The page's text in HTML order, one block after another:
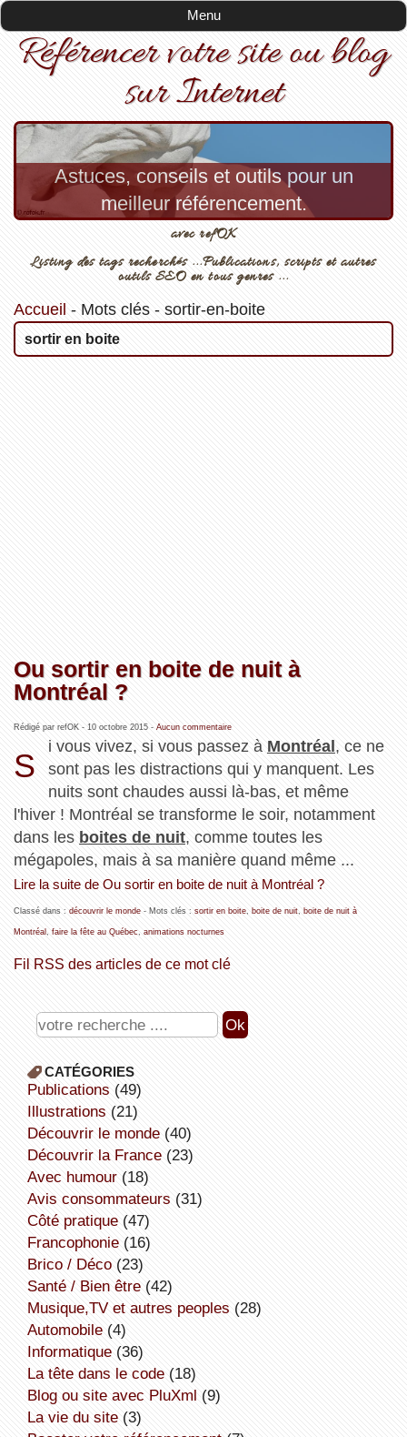
Menu
Référencer votre site ou blog
sur Internet
Astuces, conseils et outils pour un
meilleur référencement.
avec refOK
Listing des tags recherchés ...Publications, scripts et autres
outils SEO en tous genres ...
Accueil - Mots clés- sortir-en-boite
sortir en boite
Ou sortir en boite de nuit à
Montréal ?
Rédigé par refOK - 10 octobre 2015- Aucun commentaire
S
i vous vivez, si vous passez à Montréal, ce ne
sont pas les distractions qui y manquent. Les
nuits sont chaudes aussi là-bas, et même
l'hiver ! Montréal se transforme le soir, notamment
dans les boites de nuit, comme toutes les
mégapoles, mais à sa manière quand même ...
Lire la suite de Ou sortir en boite de nuit à Montréal ?
Classé dans : découvrir le monde- Mots clés : sortir en boite, boite de nuit, boite de nuit à
Montréal faire la fête au Québec animations nocturnes
Fil RSS des articles de ce mot clé
CATÉGORIES
publications (49)
illustrations (21)
découvrir le monde(40)
découvrir la France(23)
avec humour(18)
avis consommateurs (31)
côté pratique(47)
Francophonie(16)
Brico / Déco(23)
Santé / Bien être(42)
Musique,TV et autres peoples (28)
Automobile(4)
informatique(36)
la tête dans le code(18)
Blog ou site avec PluXml (9)
la vie du site(3)